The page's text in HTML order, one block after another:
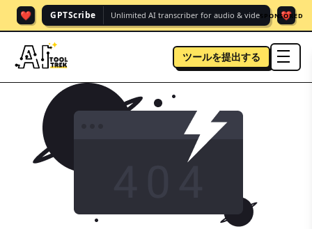
❤️ GPTScribe Unlimited AI transcriber for audio & vide. ❤️
SPONSORED
ツールを提出する